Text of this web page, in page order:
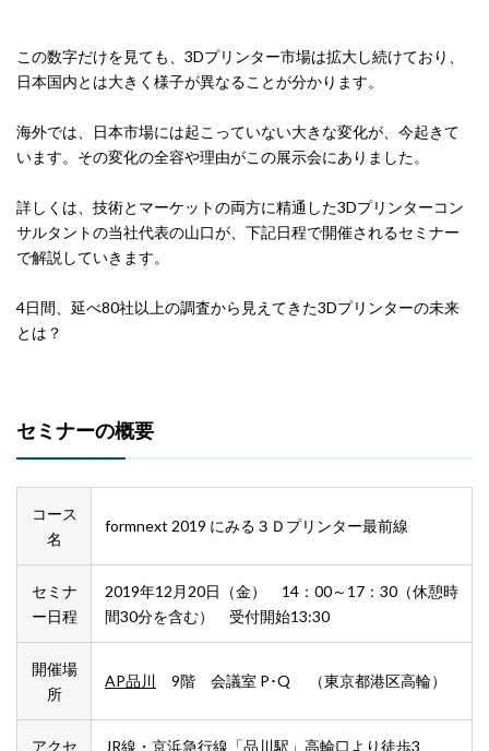
この数字だけを見ても、3Dプリンター市場は拡大し続けており、
日本国内とは大きく様子が異なることが分かります。
海外では、日本市場には起こっていない大きな変化が、今起きて
います。その変化の全容や理由がこの展示会にありました。
詳しくは、技術とマーケットの両方に精通した3Dプリンターコン
サルタントの当社代表の山口が、下記日程で開催されるセミナー
で解説していきます。
4日間、延べ80社以上の調査から見えてきた3Dプリンターの未来
とは？
セミナーの概要
コース
名
formnext 2019 にみる３Ｄプリンター最前線
セミナ
ー日程
2019年12月20日（金） 14：00～17：30（休憩時
間30分を含む） 受付開始13:30
開催場
所
AP品川 9階 会議室 P･Q （東京都港区高輪）
アクセ JR線・京浜急行線「品川駅」高輪口より徒歩3